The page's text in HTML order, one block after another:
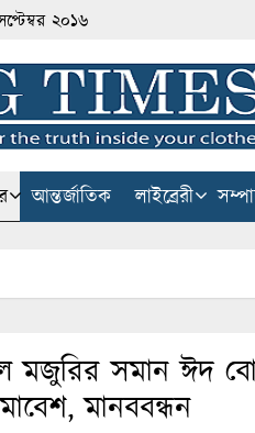
২০১৬
আন্তর্জাতিক লাইব্রেরী
মজুরির সমান ঈদ
মানববন্ধন